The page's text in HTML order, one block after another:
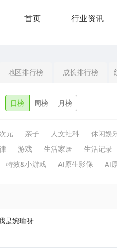
首页 行业资讯
地区排行榜 成长排行榜
日榜 周榜 月榜
元 亲子 人文社科
休闲娱
游戏 生活家居
生活记录
特效&小游戏 AI原生影像 AI
是婉瑜呀